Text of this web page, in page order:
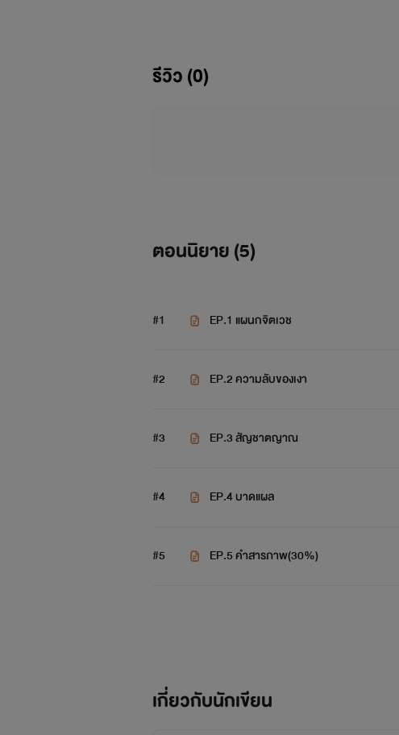
สุดท้าย ไม่กี่เดือนที่ผ่านมา ปาร์คจีมินมักฝั
เป็นครั้งแรกในชีวิตจริง ที่ซึ่งเขาไม่ได้ฝันไป...
100% และ ถอดจิตไปได้ทุกหนแห่งตามที่ใจ
คิมซอกจินนักศึกษาปีสุดท้ายเอกสาขา
แท้ก่อนจากไปของ ปาร์คจีมิน คนรักของเขา
คิมแทฮยองแฟนของ จอนจองกุก...
รีวิว (0)
ตอนนิยาย (5)
#1 EP.1 แผนกจิตเวช
#2 EP.2 ความลับของเงา
#3 EP.3 สัญชาตญาณ
#4 EP.4 บาดแผล
#5 EP.5 คำสารภาพ(30%)
เกี่ยวกับนักเขียน